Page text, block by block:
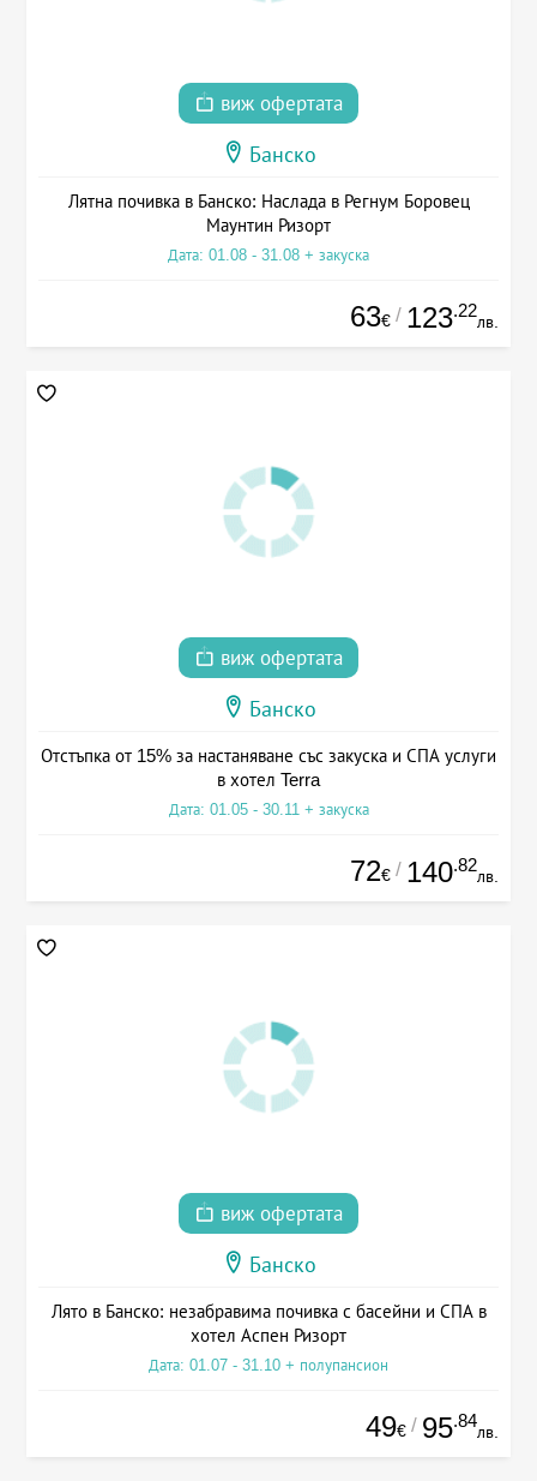
виж офертата
Банско
Лятна почивка в Банско: Наслада в Регнум Боровец
Маунтин Ризорт
Дата: 01.08 - 31.08 + закуска
63€ / 123.22
лв.
виж офертата
Банско
Отстъпка от 15% за настаняване със закуска и СПА услуги
в хотел Terra
Дата: 01.05 - 30.11 + закуска
72€ / 140.82
лв.
виж офертата
Банско
Лято в Банско: незабравима почивка с басейни и СПА в
хотел Аспен Ризорт
Дата: 01.07 - 31.10 + полупансион
49€ / 95.84
лв.